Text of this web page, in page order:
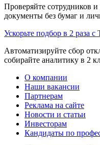
Проверяйте сотрудников
документы без бумаг и
Ускорьте подбор в 2 раза с
Автоматизируйте сбор
собирайте аналитику в 2
О компании
Наши вакансии
Партнерам
Реклама на сайте
Новости и статьи
Инвесторам
Кандидаты по